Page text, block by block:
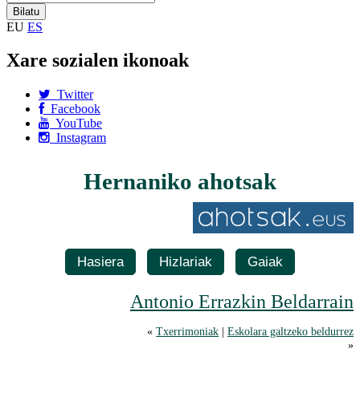
EU ES
Xare sozialen ikonoak
Twitter
Facebook
YouTube
Instagram
Hernaniko ahotsak
Hasiera Hizlariak Gaiak
Antonio Errazkin Beldarrain
« Txerrimoniak | Eskolara galtzeko beldurrez
»